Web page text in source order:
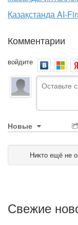
Қазақстанда AI-
Комментарии
войдите
Новые
Никто ещё не
Свежие